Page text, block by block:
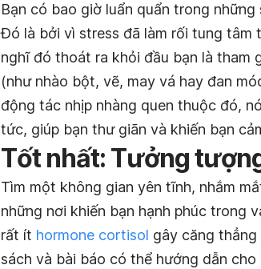
Bạn có bao giờ luẩn quẩn trong
Đó là bởi vì stress đã làm rối tung tâm
nghĩ đó thoát ra khỏi đầu bạn là tham
(như nhào bột, vẽ, may vá hay đan
động tác nhịp nhàng quen thuộc đó,
tức, giúp bạn thư giãn và khiến bạn
Tốt nhất: Tưởng
Tìm một không gian yên tĩnh, nhắm
những nơi khiến bạn hạnh phúc trong
rất ít hormone cortisol gây căng thẳng
sách và bài báo có thể hướng dẫn